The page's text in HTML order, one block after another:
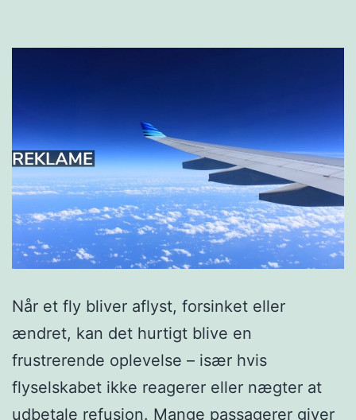
Når et fly bliver aflyst, forsinket eller
ændret, kan det hurtigt blive en
frustrerende oplevelse – især hvis
flyselskabet ikke reagerer eller nægter at
udbetale refusion. Mange passagerer giver